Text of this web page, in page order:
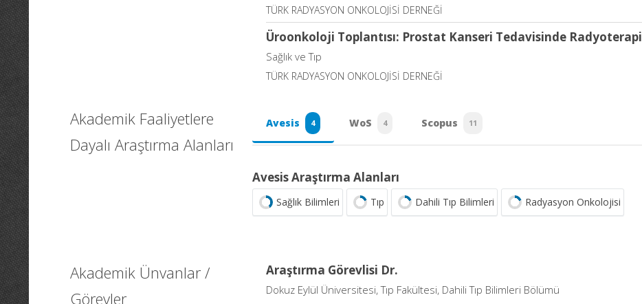
TÜRK RADYASYON ONKOLOJİSİ DERNEĞİ
Üroonkoloji Toplantısı: Prostat Kanseri Tedavisinde Radyoterapi
Sağlık ve Tıp
TÜRK RADYASYON ONKOLOJİSİ DERNEĞİ
Akademik Faaliyetlere
Dayalı Araştırma Alanları
Avesis 4 WoS 4 Scopus 11
Avesis Araştırma Alanları
Sağlık Bilimleri Tıp Dahili Tıp Bilimleri Radyasyon Onkolojisi
Akademik Ünvanlar /
Görevler
Araştırma Görevlisi Dr.
Dokuz Eylül Üniversitesi, Tıp Fakültesi, Dahili Tıp Bilimleri Bölümü